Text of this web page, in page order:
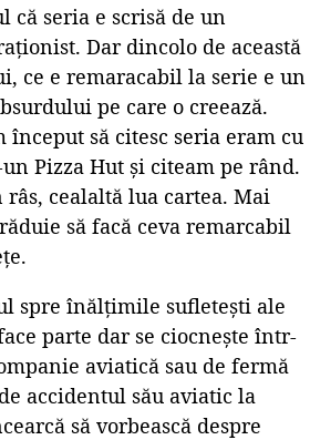
că seria e scrisă de un
Dar dincolo de această
ce e remaracabil la serie e un
pe care o creează.
început să citesc seria eram cu
Pizza Hut și citeam pe rând.
cealaltă lua cartea. Mai
să facă ceva remarcabil
spre înălțimile sufletești ale
parte dar se ciocnește într-
aviatică sau de fermă
accidentul său aviatic la
să vorbească despre